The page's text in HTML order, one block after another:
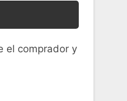
el comprador y